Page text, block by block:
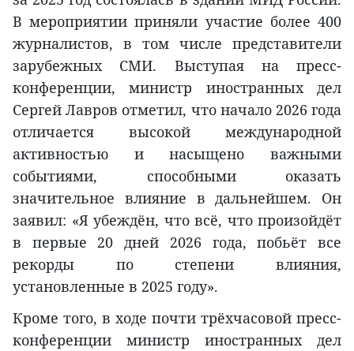
В мероприятии приняли участие более 400
журналистов, в том числе представители
зарубежных СМИ. Выступая на пресс-
конференции, министр иностранных дел
Сергей Лавров отметил, что начало 2026 года
отличается высокой международной
активностью и насыщено важными
событиями, способными оказать
значительное влияние в дальнейшем. Он
заявил: «Я убеждён, что всё, что произойдёт
в первые 20 дней 2026 года, побьёт все
рекорды по степени влияния,
установленные в 2025 году».
Кроме того, в ходе почти трёхчасовой пресс-
конференции министр иностранных дел